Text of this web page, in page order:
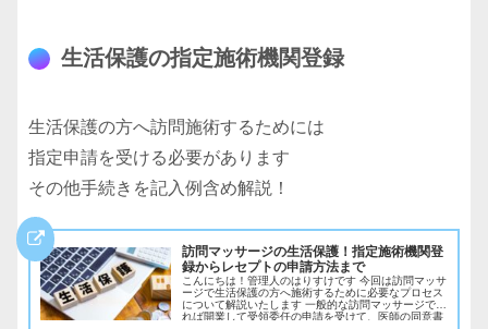
生活保護の指定施術機関登録
生活保護の方へ訪問施術するためには
指定申請を受ける必要があります
その他手続きを記入例含め解説！
訪問マッサージの生活保護！指定施術機関登
録からレセプトの申請方法まで
こんにちは！管理人のはりすけです 今回は訪問マッサ
ージで生活保護の方へ施術するために必要なプロセス
について解説いたします 一般的な訪問マッサージであ
れば開業して受領委任の申請を受けて、医師の同意書